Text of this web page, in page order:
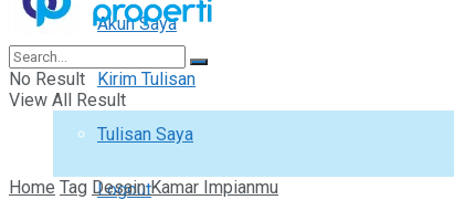
Akun Saya
Kirim Tulisan
Tulisan Saya
Logout
No Result
View All Result
Home Tag Desain Kamar Impianmu